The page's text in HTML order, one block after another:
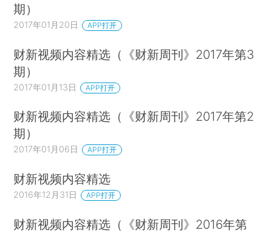
期）
2017年01月20日 APP打开
财新视频内容精选（《财新周刊》2017年第3
期）
2017年01月13日 APP打开
财新视频内容精选（《财新周刊》2017年第2
期）
2017年01月06日 APP打开
财新视频内容精选
2016年12月31日 APP打开
财新视频内容精选（《财新周刊》2016年第